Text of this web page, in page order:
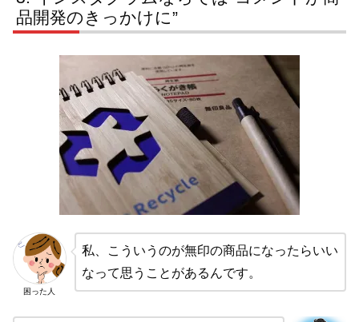
品開発のきっかけに”
困った人
私、こういうのが無印の商品になったらいい
なって思うことがあるんです。